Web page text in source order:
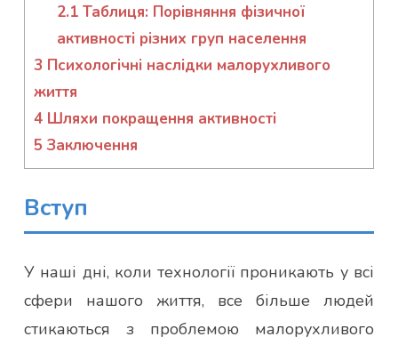
2.1Таблиця: Порівняння фізичної
активності різних груп населення
3 Психологічні наслідки малорухливого
життя
4 Шляхи покращення активності
5 Заключення
Вступ
У наші дні, коли технології проникають у всі
сфери нашого життя, все більше людей
стикаються з проблемою малорухливого